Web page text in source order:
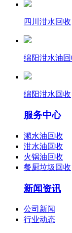
四川泔水回收
绵阳泔水油回
绵阳泔水回收
服务中心
潲水油回收
泔水油回收
火锅油回收
餐厨垃圾回收
新闻资讯
公司新闻
行业动态